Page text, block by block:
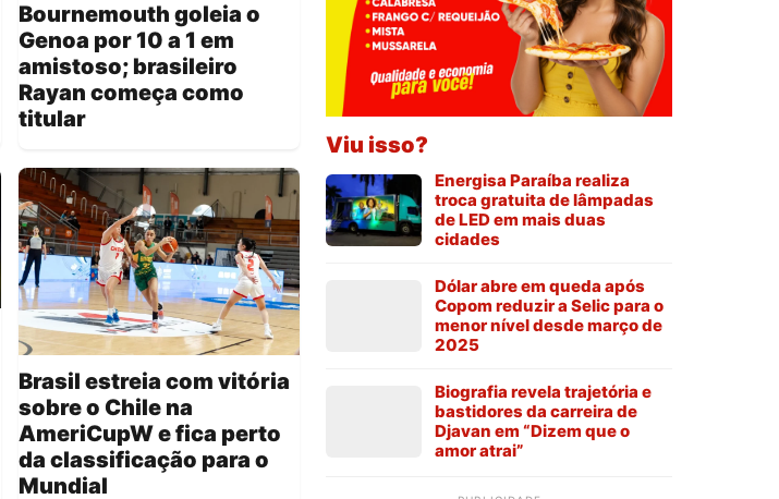
Bournemouth goleia o
Genoa por 10 a 1 em
amistoso; brasileiro
Rayan começa como
titular
Brasil estreia com vitória
sobre o Chile na
AmeriCupW e fica perto
da classificação para o
Mundial
Viu isso?
Energisa Paraíba realiza
troca gratuita de lâmpadas
de LED em mais duas
cidades
Dólar abre em queda após
Copom reduzir a Selic para o
menor nível desde março de
2025
Biografia revela trajetória e
bastidores da carreira de
Djavan em “Dizem que o
amor atrai”